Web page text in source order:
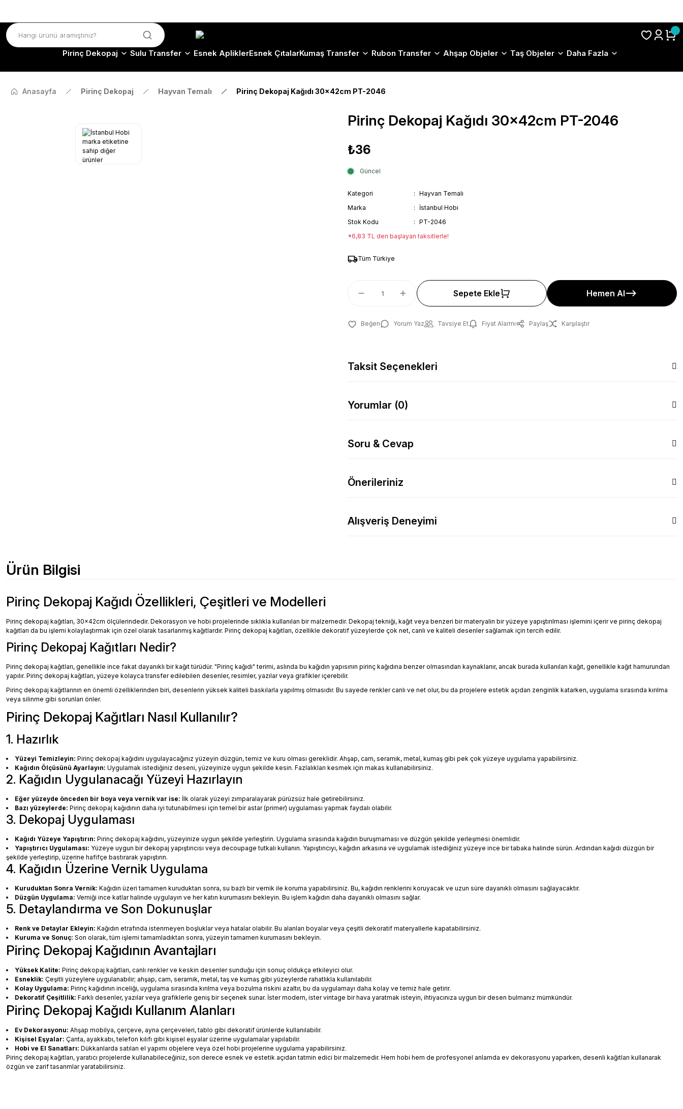
Pirinç Dekopaj Sulu Transfer Esnek ApliklerEsnek ÇıtalarKumaş Transfer Rubon Transfer Ahşap Objeler Taş Objeler Daha Fazla
Anasayfa Pirinç Dekopaj Hayvan Temalı Pirinç Dekopaj Kağıdı 30x42cm PT-2046
Pirinç Dekopaj Kağıdı 30x42cm PT-2046
₺36
Güncel
Kategori
Hayvan Temalı
Marka
İstanbul Hobi
Stok Kodu
PT-2046
*6,83 TL den başlayan taksitlerle!
Tüm Türkiye
Sepete Ekle Hemen Al
Yorum Yaz Tavsiye Et Fiyat Alarmı Paylaş Karşılaştır
Taksit Seçenekleri
Yorumlar (0)
Soru & Cevap
Önerileriniz
Alışveriş Deneyimi
Ürün Bilgisi
Pirinç Dekopaj Kağıdı Özellikleri, Çeşitleri ve Modelleri
Pirinç dekopaj kağıtları, 30x42cm ölçülerindedir. Dekorasyon ve hobi projelerinde sıklıkla kullanılan bir malzemedir. Dekopaj tekniği, kağıt veya benzeri bir materyalin bir yüzeye yapıştırılması işlemini içerir ve pirinç dekopaj
kağıtları da bu işlemi kolaylaştırmak için özel olarak tasarlanmış kağıtlardır. Pirinç dekopaj kağıtları, özellikle dekoratif yüzeylerde çok net, canlı ve kaliteli desenler sağlamak için tercih edilir.
Pirinç Dekopaj Kağıtları Nedir?
Pirinç dekopaj kağıtları, genellikle ince fakat dayanıklı bir kağıt türüdür. "Pirinç kağıdı" terimi, aslında bu kağıdın yapısının pirinç kağıdına benzer olmasından kaynaklanır, ancak burada kullanılan kağıt, genellikle kağıt hamurundan
yapılır. Pirinç dekopaj kağıtları, yüzeye kolayca transfer edilebilen desenler, resimler, yazılar veya grafikler içerebilir.
Pirinç dekopaj kağıtlarının en önemli özelliklerinden biri, desenlerin yüksek kaliteli baskılarla yapılmış olmasıdır. Bu sayede renkler canlı ve net olur, bu da projelere estetik açıdan zenginlik katarken, uygulama sırasında kırılma
veya silinme gibi sorunları önler.
Pirinç Dekopaj Kağıtları Nasıl Kullanılır?
1. Hazırlık
Yüzeyi Temizleyin: Pirinç dekopaj kağıdını uygulayacağınız yüzeyin düzgün, temiz ve kuru olması gereklidir. Ahşap, cam, seramik, metal, kumaş gibi pek çok yüzeye uygulama yapabilirsiniz.
Kağıdın Ölçüsünü Ayarlayın: Uygulamak istediğiniz deseni, yüzeyinize uygun şekilde kesin. Fazlalıkları kesmek için makas kullanabilirsiniz.
2. Kağıdın Uygulanacağı Yüzeyi Hazırlayın
Eğer yüzeyde önceden bir boya veya vernik var ise: İlk olarak yüzeyi zımparalayarak pürüzsüz hale getirebilirsiniz.
Bazı yüzeylerde: Pirinç dekopaj kağıdının daha iyi tutunabilmesi için temel bir astar (primer) uygulaması yapmak faydalı olabilir.
3. Dekopaj Uygulaması
Kağıdı Yüzeye Yapıştırın: Pirinç dekopaj kağıdını, yüzeyinize uygun şekilde yerleştirin. Uygulama sırasında kağıdın buruşmaması ve düzgün şekilde yerleşmesi önemlidir.
Yapıştırıcı Uygulaması: Yüzeye uygun bir dekopaj yapıştırıcısı veya decoupage tutkalı kullanın. Yapıştırıcıyı, kağıdın arkasına ve uygulamak istediğiniz yüzeye ince bir tabaka halinde sürün. Ardından kağıdı düzgün bir
şekilde yerleştirip, üzerine hafifçe bastırarak yapıştırın.
4. Kağıdın Üzerine Vernik Uygulama
Kuruduktan Sonra Vernik: Kağıdın üzeri tamamen kuruduktan sonra, su bazlı bir vernik ile koruma yapabilirsiniz. Bu, kağıdın renklerini koruyacak ve uzun süre dayanıklı olmasını sağlayacaktır.
Düzgün Uygulama: Verniği ince katlar halinde uygulayın ve her katın kurumasını bekleyin. Bu işlem kağıdın daha dayanıklı olmasını sağlar.
5. Detaylandırma ve Son Dokunuşlar
Renk ve Detaylar Ekleyin: Kağıdın etrafında istenmeyen boşluklar veya hatalar olabilir. Bu alanları boyalar veya çeşitli dekoratif materyallerle kapatabilirsiniz.
Kuruma ve Sonuç: Son olarak, tüm işlemi tamamladıktan sonra, yüzeyin tamamen kurumasını bekleyin.
Pirinç Dekopaj Kağıdının Avantajları
Yüksek Kalite: Pirinç dekopaj kağıtları, canlı renkler ve keskin desenler sunduğu için sonuç oldukça etkileyici olur.
Esneklik: Çeşitli yüzeylere uygulanabilir; ahşap, cam, seramik, metal, taş ve kumaş gibi yüzeylerde rahatlıkla kullanılabilir.
Kolay Uygulama: Pirinç kağıdının inceliği, uygulama sırasında kırılma veya bozulma riskini azaltır, bu da uygulamayı daha kolay ve temiz hale getirir.
Dekoratif Çeşitlilik: Farklı desenler, yazılar veya grafiklerle geniş bir seçenek sunar. İster modern, ister vintage bir hava yaratmak isteyin, ihtiyacınıza uygun bir desen bulmanız mümkündür.
Pirinç Dekopaj Kağıdı Kullanım Alanları
Ev Dekorasyonu: Ahşap mobilya, çerçeve, ayna çerçeveleri, tablo gibi dekoratif ürünlerde kullanılabilir.
Kişisel Eşyalar: Çanta, ayakkabı, telefon kılıfı gibi kişisel eşyalar üzerine uygulamalar yapılabilir.
Hobi ve El Sanatları: Dükkanlarda satılan el yapımı objelere veya özel hobi projelerine uygulama yapabilirsiniz.
Pirinç dekopaj kağıtları, yaratıcı projelerde kullanabileceğiniz, son derece esnek ve estetik açıdan tatmin edici bir malzemedir. Hem hobi hem de profesyonel anlamda ev dekorasyonu yaparken, desenli kağıtları kullanarak
özgün ve zarif tasarımlar yaratabilirsiniz.